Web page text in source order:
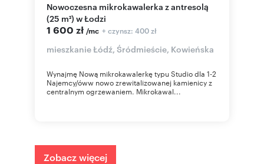
Nowoczesna mikrokawalerka z antresolą
(25 m²) w Łodzi
1 600 zł /mc + czynsz: 400 zł
mieszkanie Łódź, Śródmieście, Kowieńska
Wynajmę Nową mikrokawalerkę typu Studio dla 1-2
Najemcy/óww nowo zrewitalizowanej kamienicy z
centralnym ogrzewaniem. Mikrokawal...
Zobacz więcej